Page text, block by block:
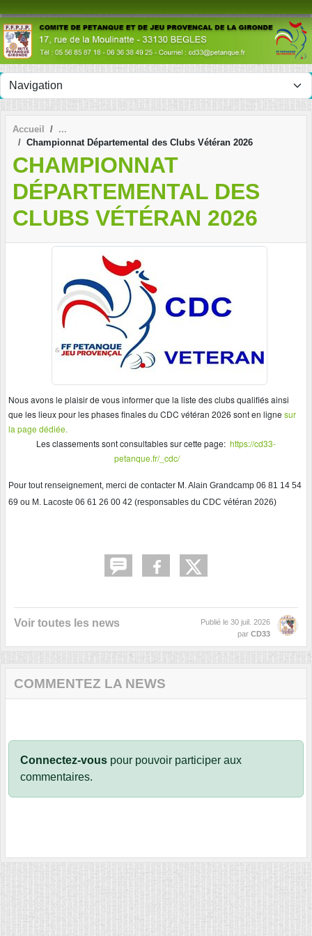
Accueil
Championnat Départemental des Clubs Vétéran 2026
CHAMPIONNAT
DÉPARTEMENTAL DES
CLUBS VÉTÉRAN 2026
Nous avons le plaisir de vous informer que la liste des clubs qualifiés ainsi
que les lieux pour les phases finales du CDC vétéran 2026 sont en ligne sur
la page dédiée.
Les classements sont consultables sur cette page: https://cd33-
petanque.fr/_cdc/
Pour tout renseignement, merci de contacter M. Alain Grandcamp 06 81 14 54
69 ou M. Lacoste 06 61 26 00 42 (responsables du CDC vétéran 2026)
Voir toutes les news Publié le 30 juil. 2026
par CD33
COMMENTEZ LA NEWS
Connectez-vous pour pouvoir participer aux
commentaires.